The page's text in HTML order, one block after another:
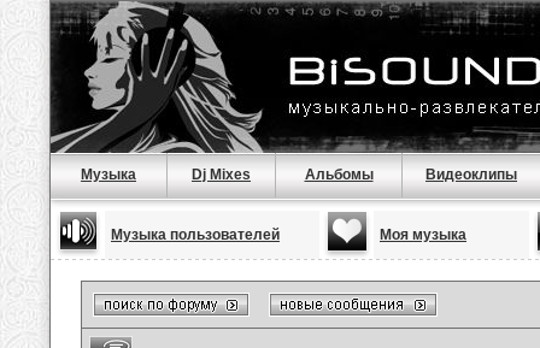
Музыка Dj Mixes Альбомы Видеоклипы
Музыка пользователей Моя музыка